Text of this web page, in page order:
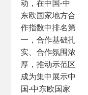
动，在中国-中
东欧国家地方合
作指数中排名第
一，合作基础扎
实、合作氛围浓
厚，推动示范区
成为集中展示中
国-中东欧国家